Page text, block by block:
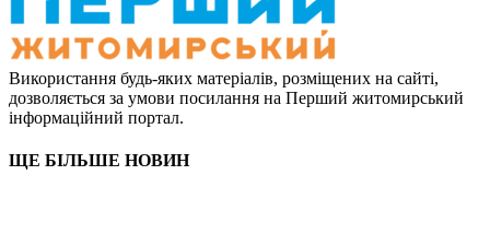
Використання будь-яких матеріалів, розміщених на сайті,
дозволяється за умови посилання на Перший житомирський
інформаційний портал.
ЩЕ БІЛЬШЕ НОВИН